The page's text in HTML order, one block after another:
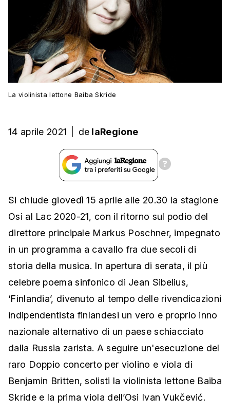
La violinista lettone Baiba Skride
14 aprile 2021 de laRegione
Si chiude giovedì 15 aprile alle 20.30 la stagione
Osi al Lac 2020-21, con il ritorno sul podio del
direttore principale Markus Poschner, impegnato
in un programma a cavallo fra due secoli di
storia della musica. In apertura di serata, il più
celebre poema sinfonico di Jean Sibelius,
‘Finlandia’, divenuto al tempo delle rivendicazioni
indipendentista finlandesi un vero e proprio inno
nazionale alternativo di un paese schiacciato
dalla Russia zarista. A seguire un'esecuzione del
raro Doppio concerto per violino e viola di
Benjamin Britten, solisti la violinista lettone Baiba
Skride e la prima viola dell’Osi Ivan Vukčević.